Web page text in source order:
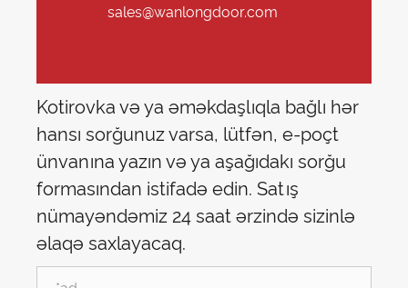
sales@wanlongdoor.com
Kotirovka və ya əməkdaşlıqla bağlı hər
hansı sorğunuz varsa, lütfən, e-poçt
ünvanına yazın və ya aşağıdakı sorğu
formasından istifadə edin. Satış
nümayəndəmiz 24 saat ərzində sizinlə
əlaqə saxlayacaq.